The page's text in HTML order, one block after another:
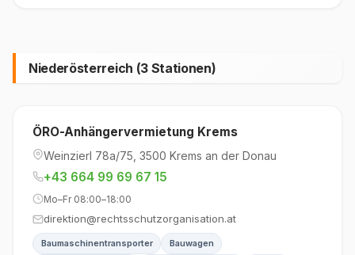
Niederösterreich (3 Stationen)
ÖRO-Anhängervermietung Krems
Weinzierl 78a/75, 3500 Krems an der Donau
+43 664 99 69 67 15
Mo–Fr 08:00–18:00
direktion@rechtsschutzorganisation.at
Baumaschinentransporter
Bauwagen